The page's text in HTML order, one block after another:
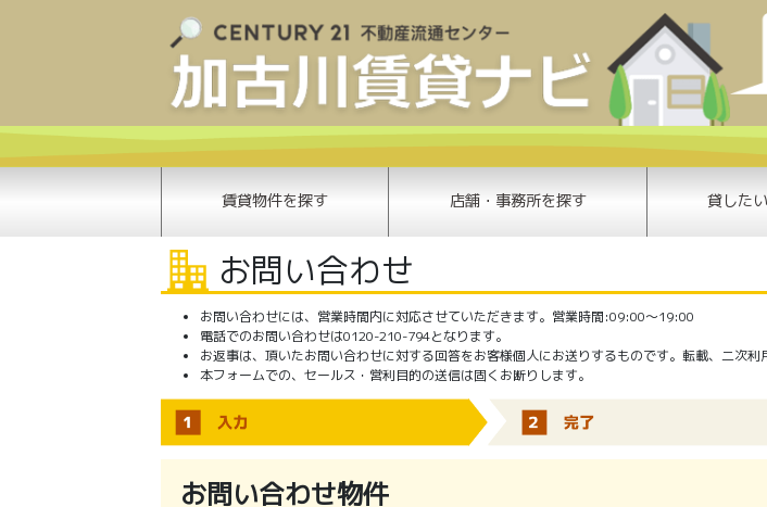
賃
賃貸物件を探す 店舗・事務所を探す 貸した
お問い合わせ
お問い合わせには、営業時間内に対応させていただきます。営業時間:09:00〜19:00
電話でのお問い合わせは0120-210-794となります。
お返事は、頂いたお問い合わせに対する回答をお客様個人にお送りするものです。転載、二次利
本フォームでの、セールス・営利目的の送信は固くお断りします。
お問い合わせ物件